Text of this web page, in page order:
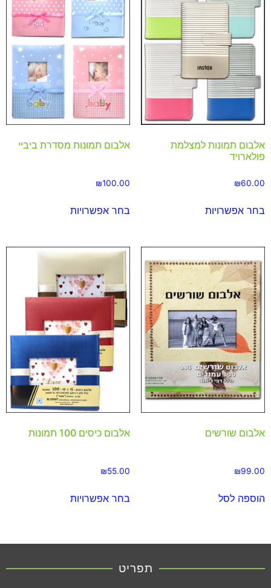
אלבום תמונות למצלמת
פולארויד
₪60.00
בחר אפשרויות
אלבום תמונות מסדרת ביביי
₪100.00
בחר אפשרויות
אלבום שורשים
₪99.00
הוספה לסל
אלבום כיסים 100 תמונות
₪55.00
בחר אפשרויות
תפריט